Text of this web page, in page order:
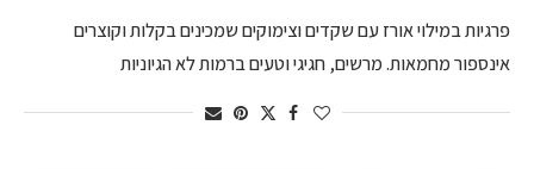
פרגיות במילוי אורז עם שקדים וצימוקים שמכינים בקלות וקוצרים
אינספור מחמאות. מרשים, חגיגי וטעים ברמות לא הגיוניות